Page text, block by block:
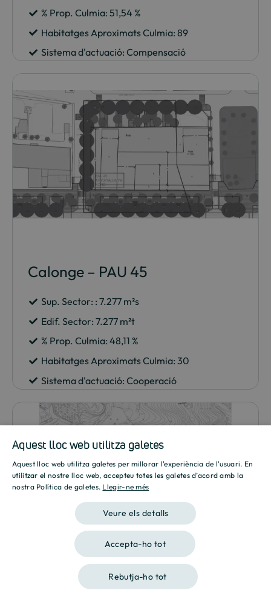
% Prop. Culmia:51,54 %
Habitatges Aproximats Culmia: 89
Sistema d'actuació:Compensació
Calonge – PAU 45
Sup. Sector: :7.277 m²s
Edif. Sector:7.277 m²t
% Prop. Culmia:48,11 %
Habitatges Aproximats Culmia: 30
Sistema d'actuació: Cooperació
SPANISH
Aquest lloc web utilitza galetes
Aquest lloc web utilitza galetes per millorar l'experiència de l'usuari. En
utilitzar el nostre lloc web, accepteu totes les galetes d’acord amb la
nostra Política de galetes. Llegir-ne més
Veure els detalls
Accepta-ho tot
Rebutja-ho tot